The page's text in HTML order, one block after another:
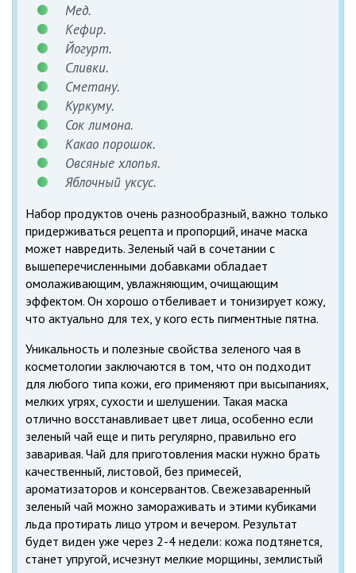
Мед.
Кефир.
Йогурт.
Сливки.
Сметану.
Куркуму.
Сок лимона.
Какао порошок.
Овсяные хлопья.
Яблочный уксус.
Набор продуктов очень разнообразный, важно только
придерживаться рецепта и пропорций, иначе маска
может навредить. Зеленый чай в сочетании с
вышеперечисленными добавками обладает
омолаживающим, увлажняющим, очищающим
эффектом. Он хорошо отбеливает и тонизирует кожу,
что актуально для тех, у кого есть пигментные пятна.
Уникальность и полезные свойства зеленого чая в
косметологии заключаются в том, что он подходит
для любого типа кожи, его применяют при высыпаниях,
мелких угрях, сухости и шелушении. Такая маска
отлично восстанавливает цвет лица, особенно если
зеленый чай еще и пить регулярно, правильно его
заваривая. Чай для приготовления маски нужно брать
качественный, листовой, без примесей,
ароматизаторов и консервантов. Свежезаваренный
зеленый чай можно замораживать и этими кубиками
льда протирать лицо утром и вечером. Результат
будет виден уже через 2-4 недели: кожа подтянется,
станет упругой, исчезнут мелкие морщины, землистый